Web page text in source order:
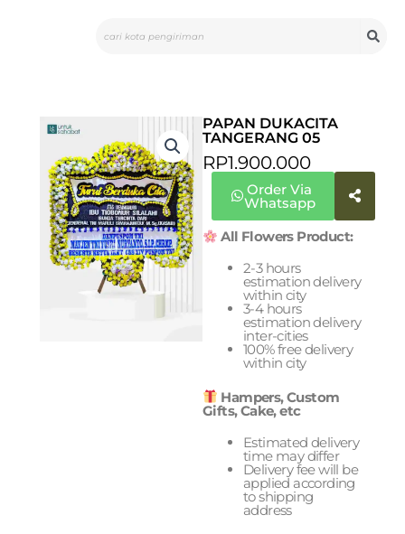
PAPAN DUKACITA
TANGERANG 05
RP1.900.000
Order Via
Whatsapp
All Flowers Product:
2-3 hours
estimation delivery
within city
3-4 hours
estimation delivery
inter-cities
100% free delivery
within city
Hampers, Custom
Gifts, Cake, etc
Estimated delivery
time may differ
Delivery fee will be
applied according
to shipping
address